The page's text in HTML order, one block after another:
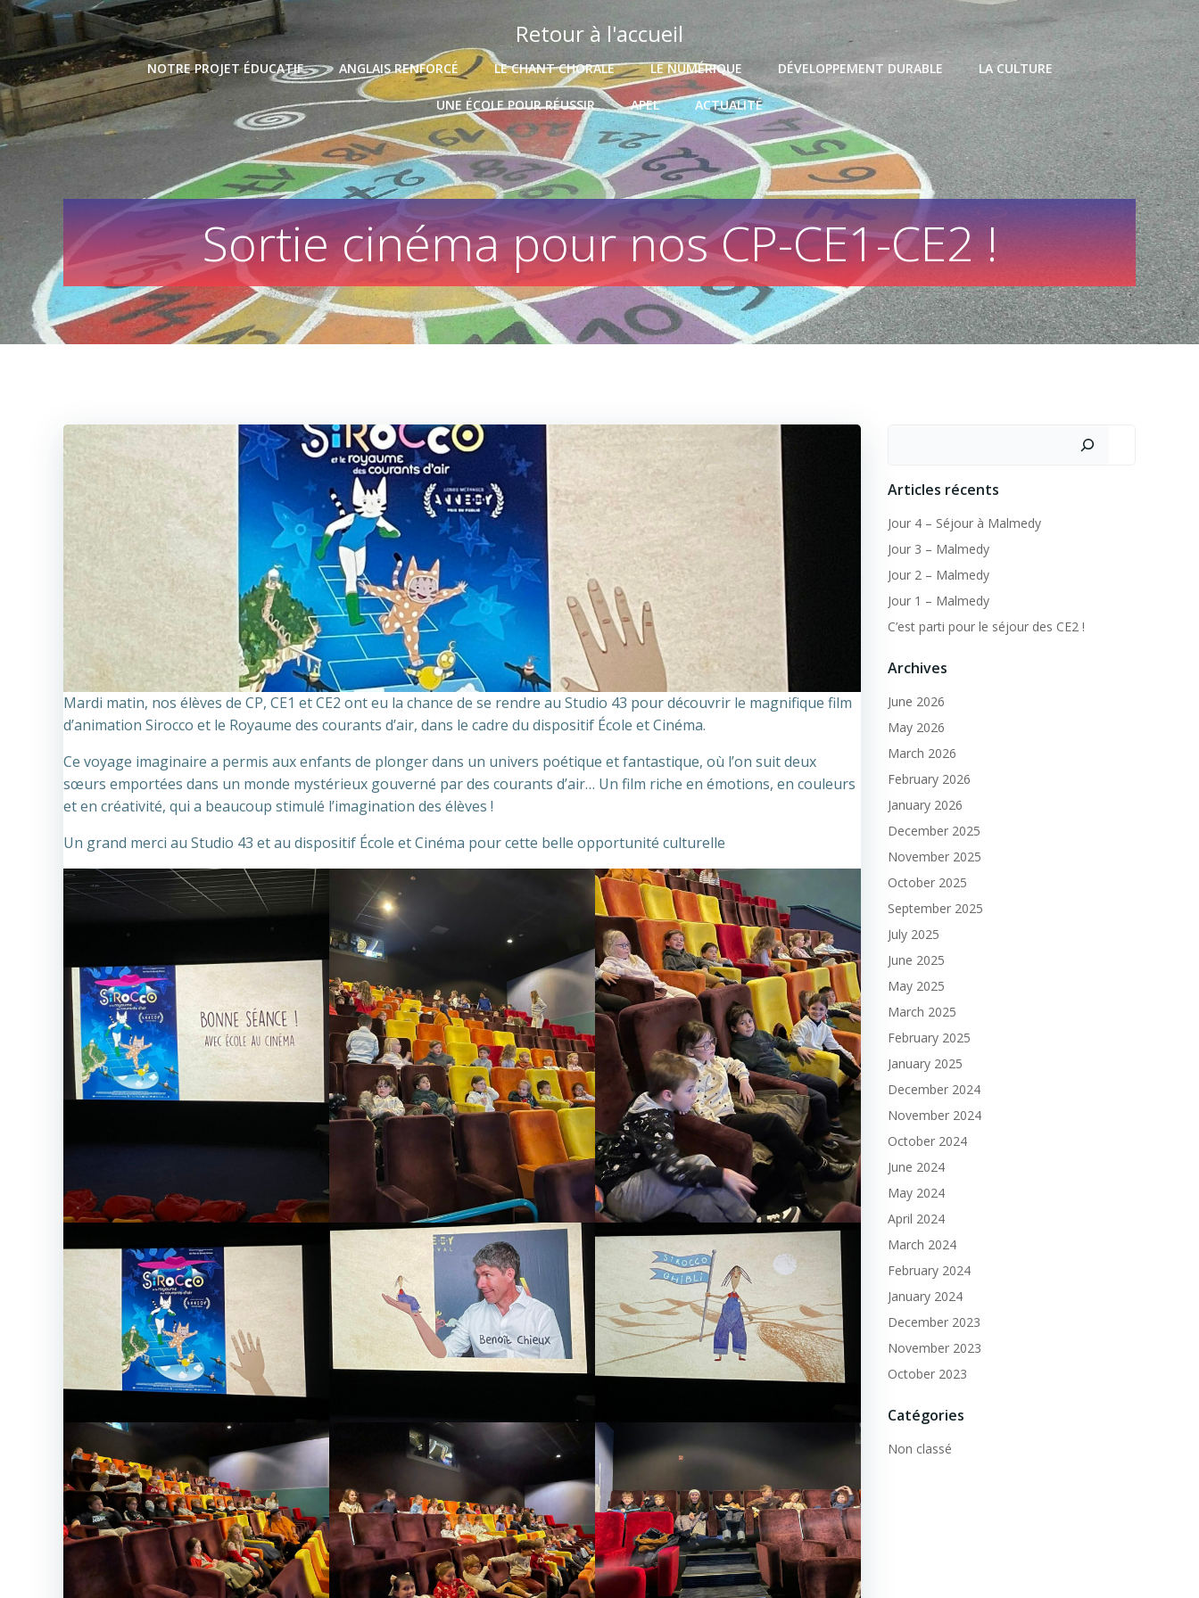
Skip
to
content
Retour à l'accueil
NOTRE PROJET ÉDUCATIF ANGLAIS RENFORCÉ LE CHANT CHORALE LE NUMÉRIQUE DÉVELOPPEMENT DURABLE LA CULTURE
UNE ÉCOLE POUR RÉUSSIR APEL ACTUALITÉ
Sortie cinéma pour nos CP-CE1-CE2 !
Mardi matin, nos élèves de CP, CE1 et CE2 ont eu la chance de se rendre au Studio 43 pour découvrir le magnifique film
d’animation Sirocco et le Royaume des courants d’air, dans le cadre du dispositif École et Cinéma.
Ce voyage imaginaire a permis aux enfants de plonger dans un univers poétique et fantastique, où l’on suit deux
sœurs emportées dans un monde mystérieux gouverné par des courants d’air… Un film riche en émotions, en couleurs
et en créativité, qui a beaucoup stimulé l’imagination des élèves !
Un grand merci au Studio 43 et au dispositif École et Cinéma pour cette belle opportunité culturelle
Articles récents
Jour 4 – Séjour à Malmedy
Jour 3 – Malmedy
Jour 2 – Malmedy
Jour 1 – Malmedy
C’est parti pour le séjour des CE2 !
Archives
June 2026
May 2026
March 2026
February 2026
January 2026
December 2025
November 2025
October 2025
September 2025
July 2025
June 2025
May 2025
March 2025
February 2025
January 2025
December 2024
November 2024
October 2024
June 2024
May 2024
April 2024
March 2024
February 2024
January 2024
December 2023
November 2023
October 2023
Catégories
Non classé